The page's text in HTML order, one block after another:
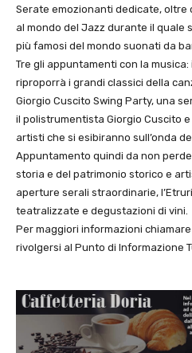
Serate emozionanti dedicate,
al mondo del Jazz durante il quale
più famosi del mondo suonati da
Tre gli appuntamenti con la musica:
riproporrà i grandi classici della
Giorgio Cuscito Swing Party, una
il polistrumentista Giorgio Cuscito e
artisti che si esibiranno sull’onda
Appuntamento quindi da non
storia e del patrimonio storico e
aperture serali straordinarie,
teatralizzate e degustazioni di vini.
Per maggiori informazioni
rivolgersi al Punto di Informazione